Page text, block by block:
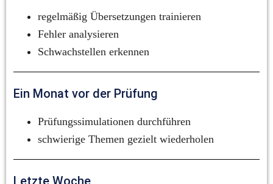
regelmäßig Übersetzungen trainieren
Fehler analysieren
Schwachstellen erkennen
Ein Monat vor der Prüfung
Prüfungssimulationen durchführen
schwierige Themen gezielt wiederholen
Letzte Woche